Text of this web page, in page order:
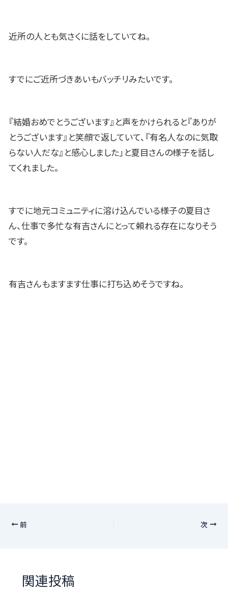
近所の人とも気さくに話をしていてね。
すでにご近所づきあいもバッチリみたいです。
『結婚おめでとうございます』と声をかけられると『ありが
とうございます』と笑顔で返していて、『有名人なのに気取
らない人だな』と感心しました」と夏目さんの様子を話し
てくれました。
すでに地元コミュニティに溶け込んでいる様子の夏目さ
ん、仕事で多忙な有吉さんにとって頼れる存在になりそう
です。
有吉さんもますます仕事に打ち込めそうですね。
前 次
関連投稿